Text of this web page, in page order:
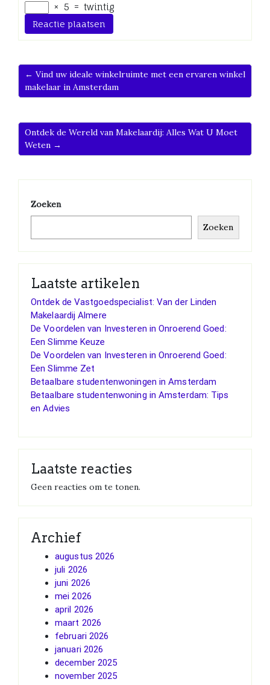
× 5 = twintig
← Vind uw ideale winkelruimte met een ervaren winkel
makelaar in Amsterdam
Ontdek de Wereld van Makelaardij: Alles Wat U Moet
Weten →
Zoeken
Zoeken
Laatste artikelen
Ontdek de Vastgoedspecialist: Van der Linden
Makelaardij Almere
De Voordelen van Investeren in Onroerend Goed:
Een Slimme Keuze
De Voordelen van Investeren in Onroerend Goed:
Een Slimme Zet
Betaalbare studentenwoningen in Amsterdam
Betaalbare studentenwoning in Amsterdam: Tips
en Advies
Laatste reacties
Geen reacties om te tonen.
Archief
augustus 2026
juli 2026
juni 2026
mei 2026
april 2026
maart 2026
februari 2026
januari 2026
december 2025
november 2025